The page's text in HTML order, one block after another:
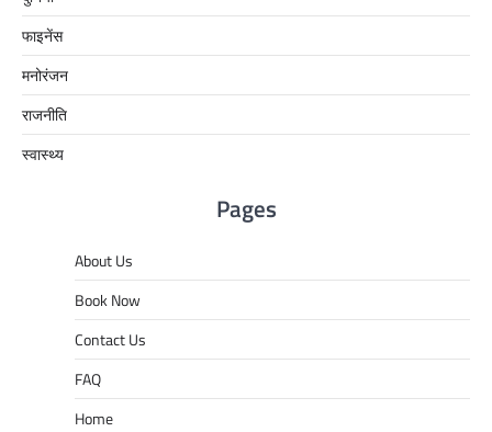
फाइनेंस
मनोरंजन
राजनीति
स्वास्थ्य
Pages
About Us
Book Now
Contact Us
FAQ
Home